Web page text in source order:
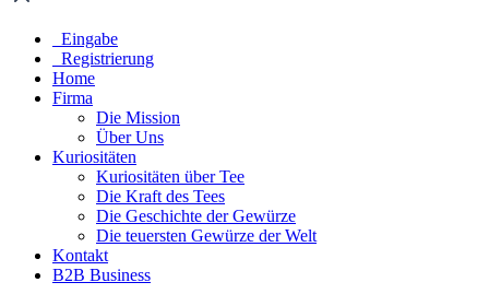
Eingabe
Registrierung
Home
Firma
Die Mission
Über Uns
Kuriositäten
Kuriositäten über Tee
Die Kraft des Tees
Die Geschichte der Gewürze
Die teuersten Gewürze der Welt
Kontakt
B2B Business